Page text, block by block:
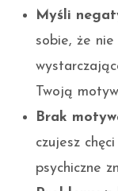
Myśli
sobie, że
Twoją
Brak
czujesz
psychiczne